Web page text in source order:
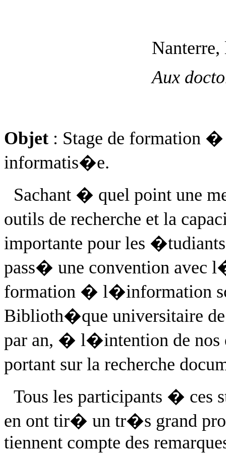
Nanterre,
Aux
Objet : Stage de formation �
informatis�e.
Sachant � quel point une
outils de recherche et la
importante pour les
pass� une convention avec
formation � l�information
Biblioth�que universitaire
par an, � l�intention de nos
portant sur la recherche
Tous les participants � ces
en ont tir� un tr�s grand
tiennent compte des